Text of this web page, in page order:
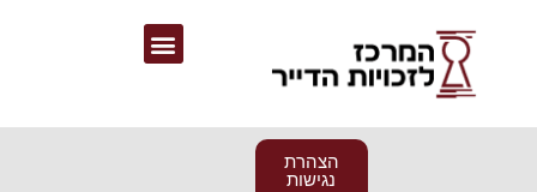
הצהרת
נגישות